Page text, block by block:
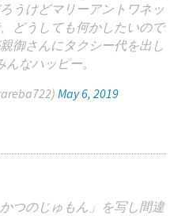
うけどマリーアントワネッ
どうしても何かしたいので
御さんにタクシー代を出し
なハッピー。
May 6, 2019
つのじゅもん」を写し間違